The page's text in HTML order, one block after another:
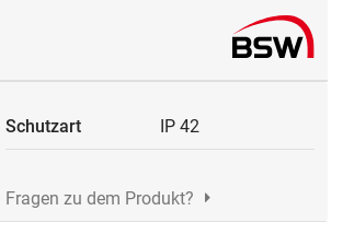
Schutzart IP 42
Fragen zu dem Produkt?